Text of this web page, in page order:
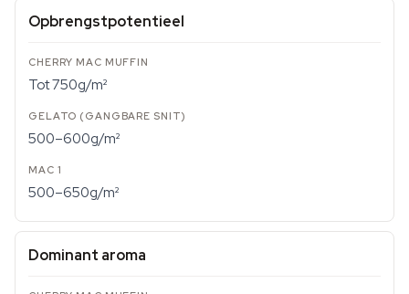
Opbrengstpotentieel
Tot 750g/m²
500–600g/m²
500–650g/m²
Dominant aroma